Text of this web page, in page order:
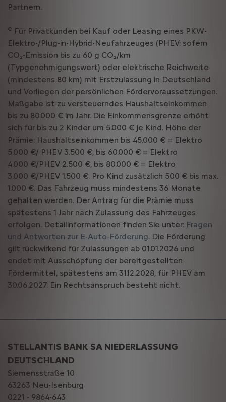
Partnern.
e Für Privatkunden bei Kauf oder Leasing eines PKW-
Elektro-/Plug-in-Hybrid-Neufahrzeuges (PHEV: sofern
CO₂-Emission bis zu 60 g CO₂/km
(Typgenehmigungswert) oder elektrische Reichweite
(mindestens 80 km) mit Erstzulassung in Deutschland
und Vorliegen der persönlichen Fördervoraussetzungen.
Maßgabe ist zu versteuerndes Haushaltseinkommen
bis zu 80.000 € im Jahr. Die Einkommensgrenze erhöht
sich für bis zu 2 Kinder um 5.000 € je Kind. Höhe der
Prämie: Haushaltseinkommen bis 45.000 € = Elektro
5.000 €/ PHEV 3.500 €, bis 60.000 € = Elektro
4.000 €/PHEV 2.500 €, bis 80.000 € = Elektro
3.000 €/PHEV 1.500 €. Pro Kind zusätzlich 500 € bis max.
1.000 €. Das Fahrzeug muss mindestens 36 Monate
gehalten werden. Der Antrag für die Prämie muss
spätestens 1 Jahr nach Zulassung des Fahrzeuges
erfolgen. Detailinformationen finden Sie unter: Fragen
und Antworten zur E-Auto-Förderung. Die Förderung
gilt rückwirkend für Zulassungen ab 01.01.2026 und
endet mit Ausschöpfung der bereitgestellten
Fördermittel, spätestens am 31.12.2028, für PHEV am
30.06.2027. Ein Rechtsanspruch besteht nicht.
STELLANTIS BANK SA NIEDERLASSUNG
DEUTSCHLAND
Siemensstraße 10
63263 Neu-Isenburg
0221 - 9864-643